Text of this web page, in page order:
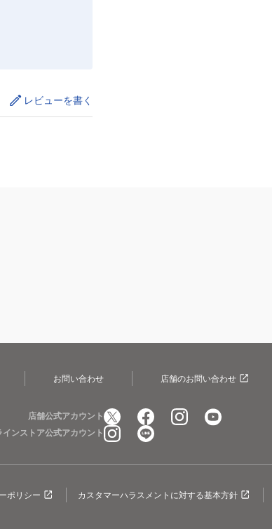
レビューを書く
お問い合わせ 店舗のお問い合わせ
店舗公式アカウント
インストア公式アカウント
ポリシー カスタマーハラスメントに対する基本方針